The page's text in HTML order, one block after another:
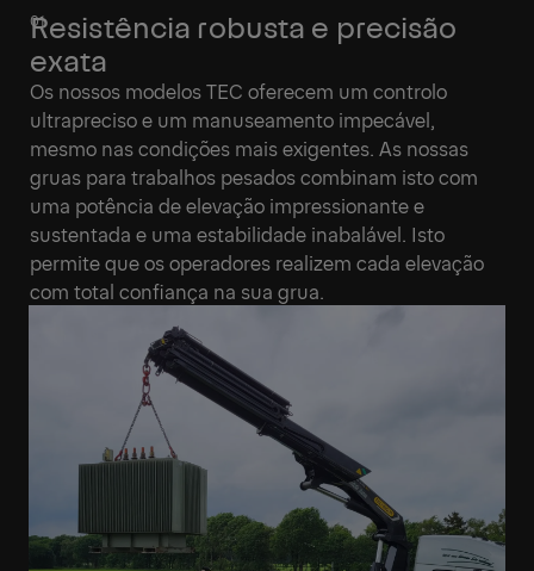
Resistência robusta e precisão
exata
Os nossos modelos TEC oferecem um controlo
ultrapreciso e um manuseamento impecável,
mesmo nas condições mais exigentes. As nossas
gruas para trabalhos pesados combinam isto com
uma potência de elevação impressionante e
sustentada e uma estabilidade inabalável. Isto
permite que os operadores realizem cada elevação
com total confiança na sua grua.